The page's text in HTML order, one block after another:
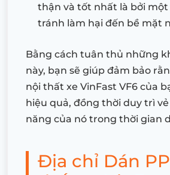
thận và tốt nhất là bởi một
tránh làm hại đến bề mặt
Bằng cách tuân thủ những
này, bạn sẽ giúp đảm bảo
nội thất xe VinFast VF6 của
hiệu quả, đồng thời duy trì
năng của nó trong thời gian
Địa chỉ Dán